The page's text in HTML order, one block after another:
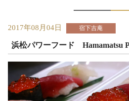
2017年08月04日 宿下吉庵
浜松パワーフード Hamamatsu